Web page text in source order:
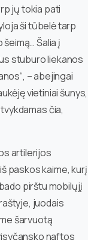
jų tokia pati
ši tūbelė tarp
Šalia į
stuburo liekanos
– abejingai
vietiniai šunys,
čia,
artilerijos
paskos kaime, kurį
pirštu mobilųjį
juodais
šarvuotą
naftos